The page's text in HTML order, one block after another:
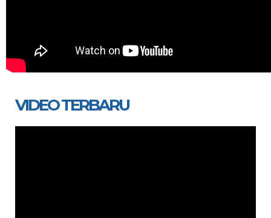
VIDEO TERBARU